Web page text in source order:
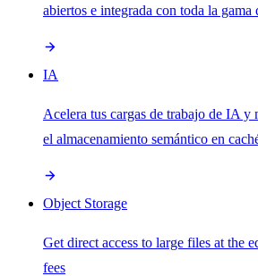
abiertos e integrada con toda la
IA
Acelera tus cargas de trabajo de IA y
el almacenamiento semántico en
Object Storage
Get direct access to large files at the
fees